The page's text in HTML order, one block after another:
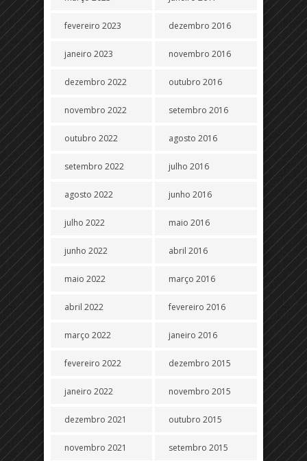
fevereiro 2023
janeiro 2023
dezembro 2022
novembro 2022
outubro 2022
setembro 2022
agosto 2022
julho 2022
junho 2022
maio 2022
abril 2022
março 2022
fevereiro 2022
janeiro 2022
dezembro 2021
novembro 2021
dezembro 2016
novembro 2016
outubro 2016
setembro 2016
agosto 2016
julho 2016
junho 2016
maio 2016
abril 2016
março 2016
fevereiro 2016
janeiro 2016
dezembro 2015
novembro 2015
outubro 2015
setembro 2015